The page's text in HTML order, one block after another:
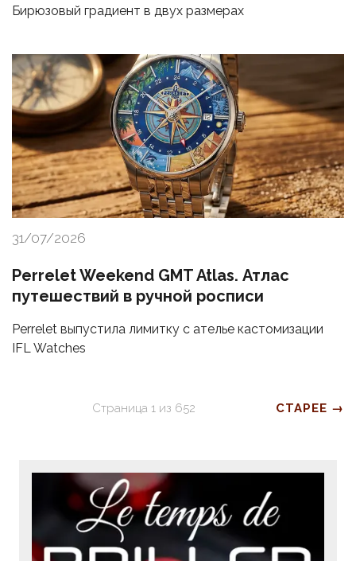
Бирюзовый градиент в двух размерах
31/07/2026
Perrelet Weekend GMT Atlas. Атлас
путешествий в ручной росписи
Perrelet выпустила лимитку с ателье кастомизации
IFL Watches
Страница 1 из 652 СТАРЕЕ →